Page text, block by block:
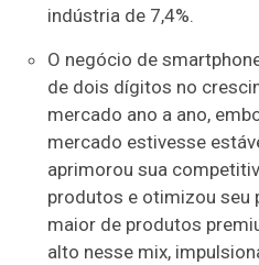
indústria de 7,4%.
O negócio de
de dois dígitos no
mercado ano a ano,
mercado estivesse
aprimorou sua
produtos e otimizou
maior de produtos
alto nesse mix,